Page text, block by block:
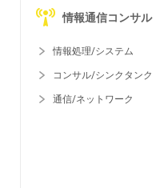
情報通信コンサル
情報処理/システム
コンサル/シンクタンク
通信/ネットワーク